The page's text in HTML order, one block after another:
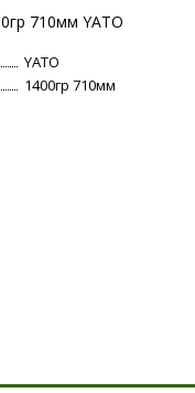
710мм YATO
YATO
1400гр 710мм